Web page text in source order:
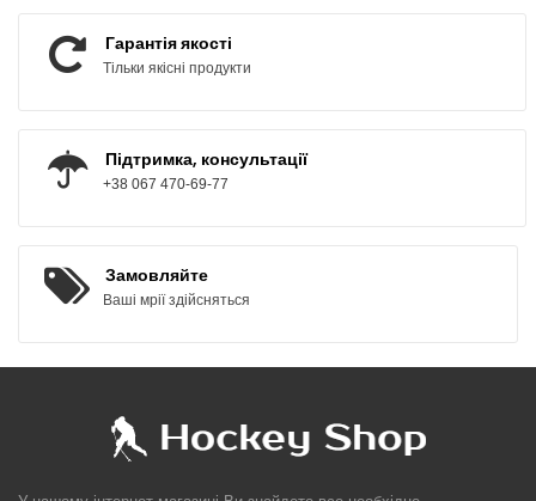
Гарантія якості
Тільки якісні продукти
Підтримка, консультації
+38 067 470-69-77
Замовляйте
Ваші мрії здійсняться